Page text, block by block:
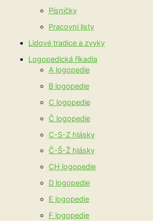
Písničky
Pracovní listy
Lidové tradice a zvyky
Logopedická říkadla
A logopedie
B logopedie
C logopedie
Č logopedie
C-S-Z hlásky
Č-Š-Ž hlásky
CH logopedie
D logopedie
E logopedie
F logopedie